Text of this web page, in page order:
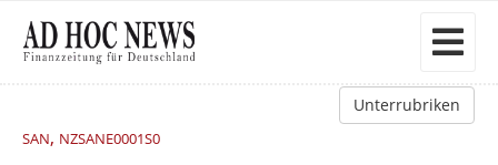
Unterrubriken
SAN, NZSANE0001S0